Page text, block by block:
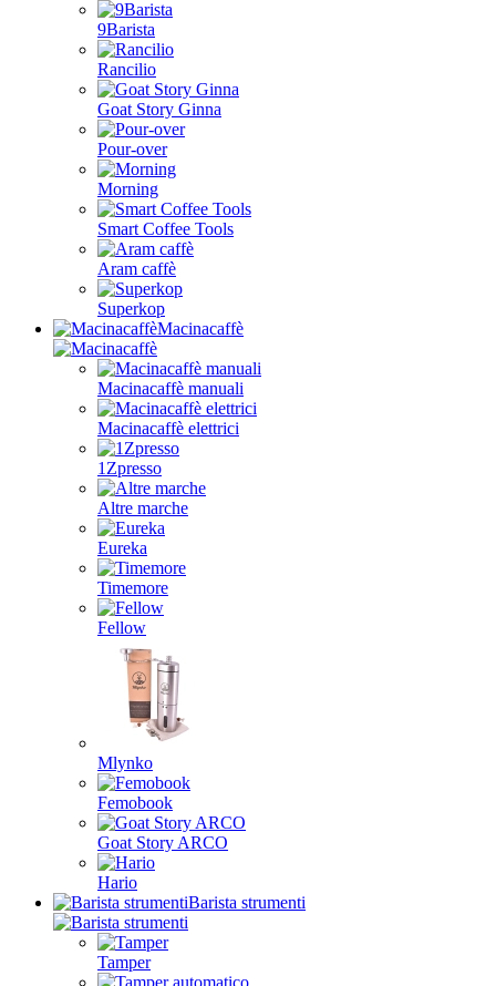
9Barista
Rancilio
Goat Story Ginna
Pour-over
Morning
Smart Coffee Tools
Aram caffè
Superkop
Macinacaffè
Macinacaffè manuali
Macinacaffè elettrici
1Zpresso
Altre marche
Eureka
Timemore
Fellow
Mlynko
Femobook
Goat Story ARCO
Hario
Barista strumenti
Tamper